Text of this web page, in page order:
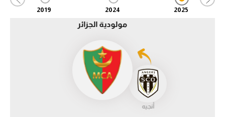
دوري أبطال أوروبا
دوري أبطال إفريقيا
2025
2024
2019
مولودية الجزائر
أنجيه